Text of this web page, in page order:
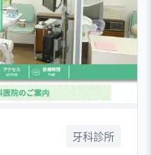
牙科診所